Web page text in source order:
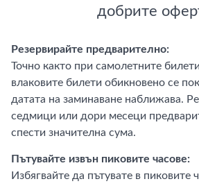
добрите
Резервирайте предварително:
Точно както при самолетните
влаковите билети обикновено се
датата на заминаване наближава.
седмици или дори месеци
спести значителна сума.
Пътувайте извън пиковите часове:
Избягвайте да пътувате в пиковите